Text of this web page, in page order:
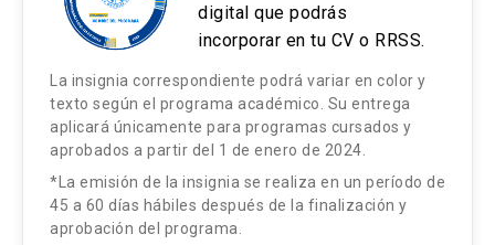
Modelar los procesos de negocio en la
organización utilizando la notación de
modelación BPMN.
Aplicar el modelo de madurez para la gestión de
los procesos de negocio en la organización.
Contenidos:
oportunidad de realizar un nuevo intento. Para
ejercer este derecho, el alumno deberá pagar un
valor de 3 UF por curso, e indicar la fecha de la
versión en la que desea matricularse. La gestión
debe realizarse dentro de un máximo de 2 años
a contar de la fecha de inicio del diplomado
original, y es factible para un máximo de 2
cursos por diplomado.
digital que podrás
incorporar en tu CV o RRSS.
La insignia correspondiente podrá variar en color y
texto según el programa académico. Su entrega
aplicará únicamente para programas cursados y
aprobados a partir del 1 de enero de 2024.
*La emisión de la insignia se realiza en un período de
45 a 60 días hábiles después de la finalización y
aprobación del programa.